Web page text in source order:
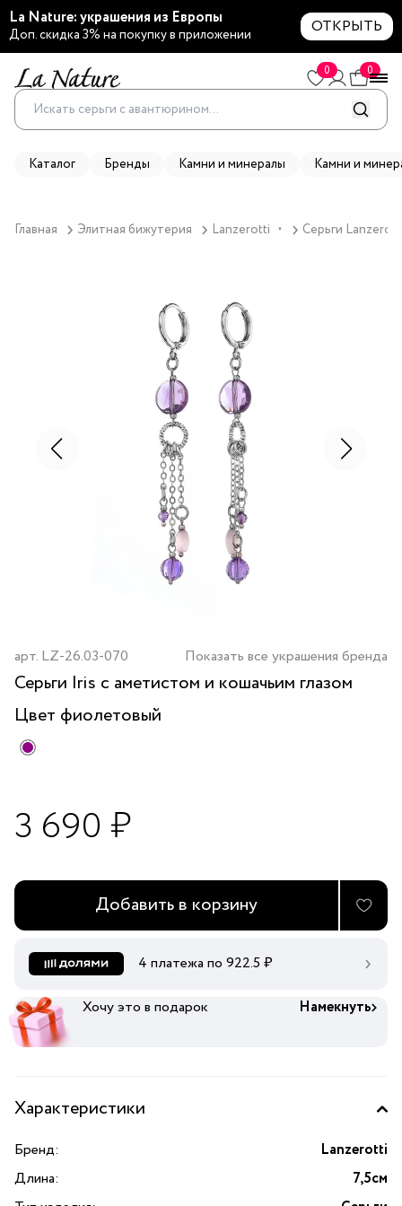
La Nature: украшения из Европы
Доп. скидка 3% на покупку в приложении ОТКРЫТЬ
0 0
Каталог Бренды Камни и минералы Камни и
Главная Элитная бижутерия Lanzerotti ▼ Серьги
арт. LZ-26.03-070 Показать все украшения бренда
Серьги Iris с аметистом и кошачьим глазом
Цвет фиолетовый
3 690 ₽
Добавить в корзину
4 платежа по 922.5 ₽
Хочу это в подарок Намекнуть
Характеристики
Бренд:
Lanzerotti
Длина:
7,5см